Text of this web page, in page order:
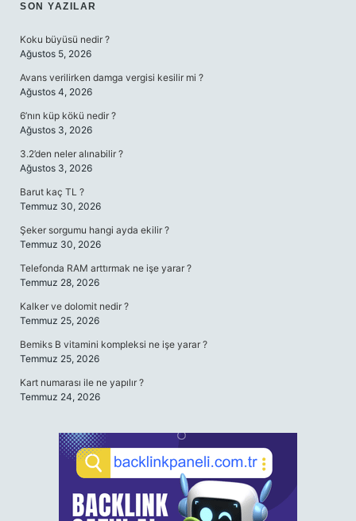
SIDEBAR
SON YAZILAR
Koku büyüsü nedir ?
Ağustos 5, 2026
Avans verilirken damga vergisi kesilir mi ?
Ağustos 4, 2026
6’nın küp kökü nedir ?
Ağustos 3, 2026
3.2’den neler alınabilir ?
Ağustos 3, 2026
Barut kaç TL ?
Temmuz 30, 2026
Şeker sorgumu hangi ayda ekilir ?
Temmuz 30, 2026
Telefonda RAM arttırmak ne işe yarar ?
Temmuz 28, 2026
Kalker ve dolomit nedir ?
Temmuz 25, 2026
Bemiks B vitamini kompleksi ne işe yarar ?
Temmuz 25, 2026
Kart numarası ile ne yapılır ?
Temmuz 24, 2026